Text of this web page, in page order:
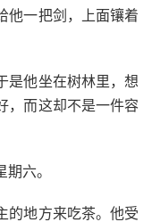
他一把剑，上面镶着
他坐在树林里，想
，而这却不是一件容
六。
地方来吃茶。他受